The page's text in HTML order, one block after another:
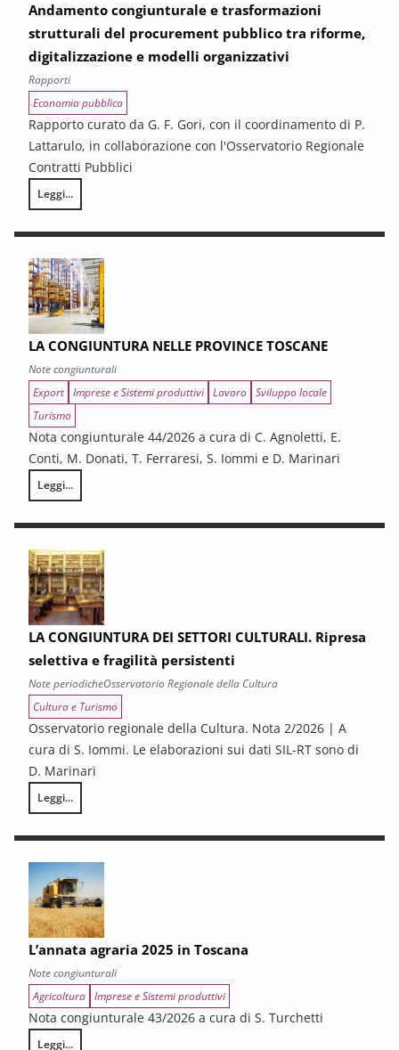
Andamento congiunturale e trasformazioni
strutturali del procurement pubblico tra riforme,
digitalizzazione e modelli organizzativi
Rapporti
Economia pubblica
Rapporto curato da G. F. Gori, con il coordinamento di P.
Lattarulo, in collaborazione con l'Osservatorio Regionale
Contratti Pubblici
Leggi...
I CONTRATTI PUBBLICI AL TERMINE DEL PNRR – Andamento
LA CONGIUNTURA NELLE PROVINCE TOSCANE
Note congiunturali
Export Imprese e Sistemi produttivi Lavoro Sviluppo locale
Turismo
Nota congiunturale 44/2026 a cura di C. Agnoletti, E.
Conti, M. Donati, T. Ferraresi, S. Iommi e D. Marinari
Leggi...
LA CONGIUNTURA NELLE PROVINCE TOSCANE
LA CONGIUNTURA DEI SETTORI CULTURALI. Ripresa
selettiva e fragilità persistenti
Note periodicheOsservatorio Regionale della Cultura
Cultura e Turismo
Osservatorio regionale della Cultura. Nota 2/2026 | A
cura di S. Iommi. Le elaborazioni sui dati SIL-RT sono di
D. Marinari
Leggi...
LA CONGIUNTURA DEI SETTORI CULTURALI. Ripresa selettiva e
L’annata agraria 2025 in Toscana
Note congiunturali
Agricoltura Imprese e Sistemi produttivi
Nota congiunturale 43/2026 a cura di S. Turchetti
Leggi...